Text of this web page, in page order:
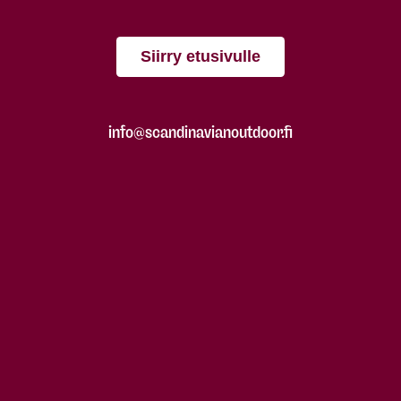
Siirry etusivulle
info@scandinavianoutdoor.fi